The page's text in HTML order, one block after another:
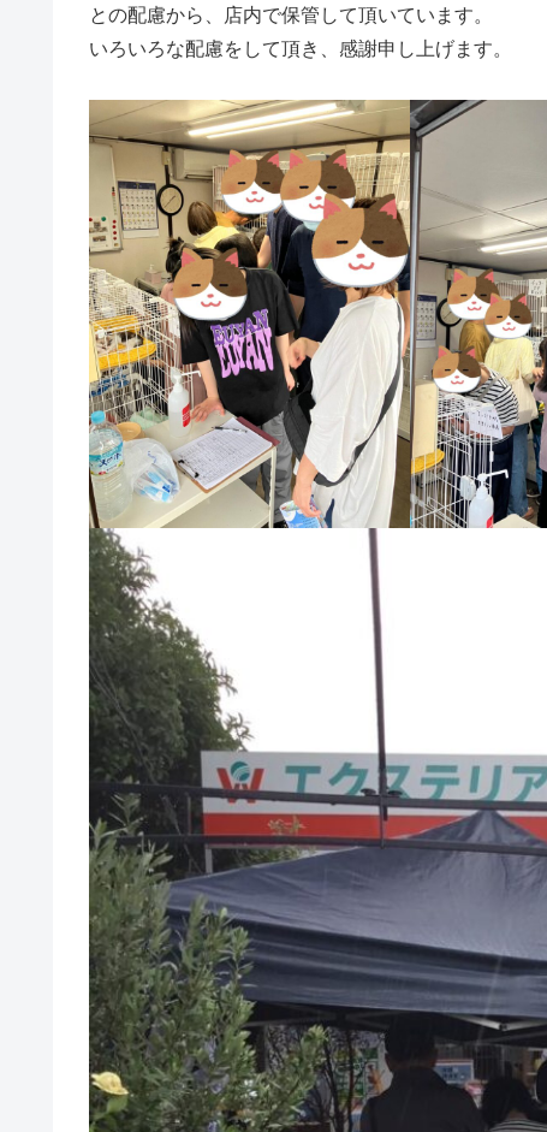
との配慮から、店内で保管して頂いています。
いろいろな配慮をして頂き、感謝申し上げます。